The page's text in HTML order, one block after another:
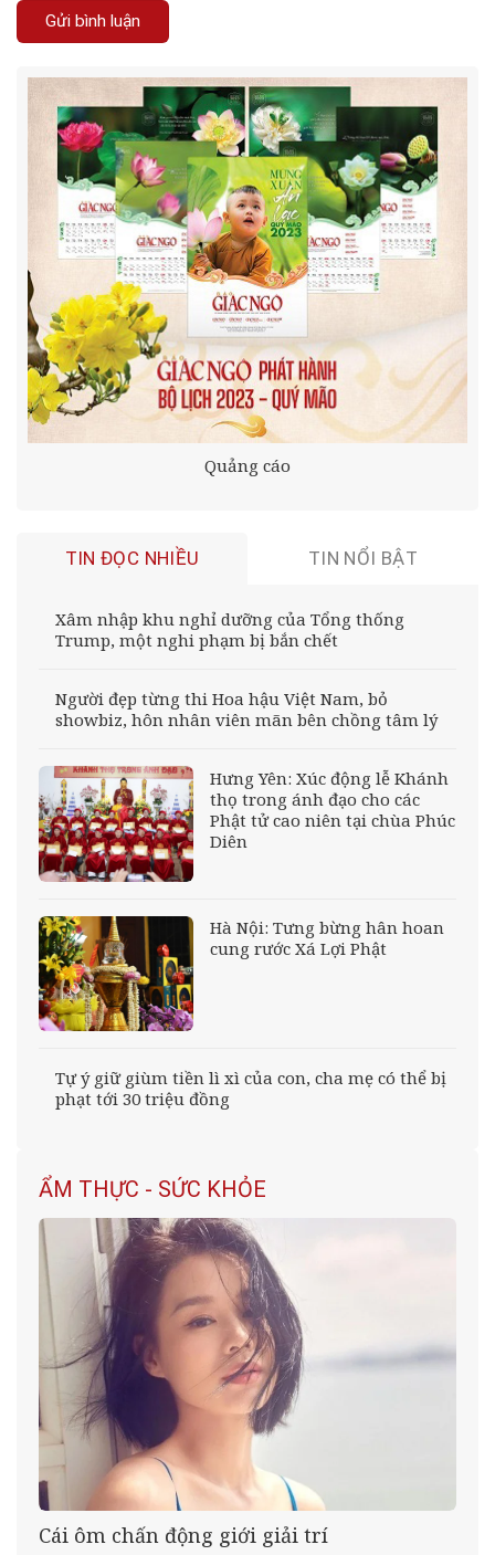
Quảng cáo
TIN ĐỌC NHIỀU TIN NỔI BẬT
Xâm nhập khu nghỉ dưỡng của Tổng thống
Trump, một nghi phạm bị bắn chết
Người đẹp từng thi Hoa hậu Việt Nam, bỏ
showbiz, hôn nhân viên mãn bên chồng tâm lý
Hưng Yên: Xúc động lễ Khánh
thọ trong ánh đạo cho các
Phật tử cao niên tại chùa Phúc
Diên
Hà Nội: Tưng bừng hân hoan
cung rước Xá Lợi Phật
Tự ý giữ giùm tiền lì xì của con, cha mẹ có thể bị
phạt tới 30 triệu đồng
ẨM THỰC - SỨC KHỎE
Cái ôm chấn động giới giải trí